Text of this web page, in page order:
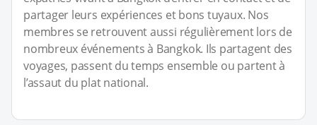
partager leurs expériences et bons tuyaux. Nos
membres se retrouvent aussi régulièrement lors de
nombreux événements à Bangkok. Ils partagent des
voyages, passent du temps ensemble ou partent à
l’assaut du plat national.